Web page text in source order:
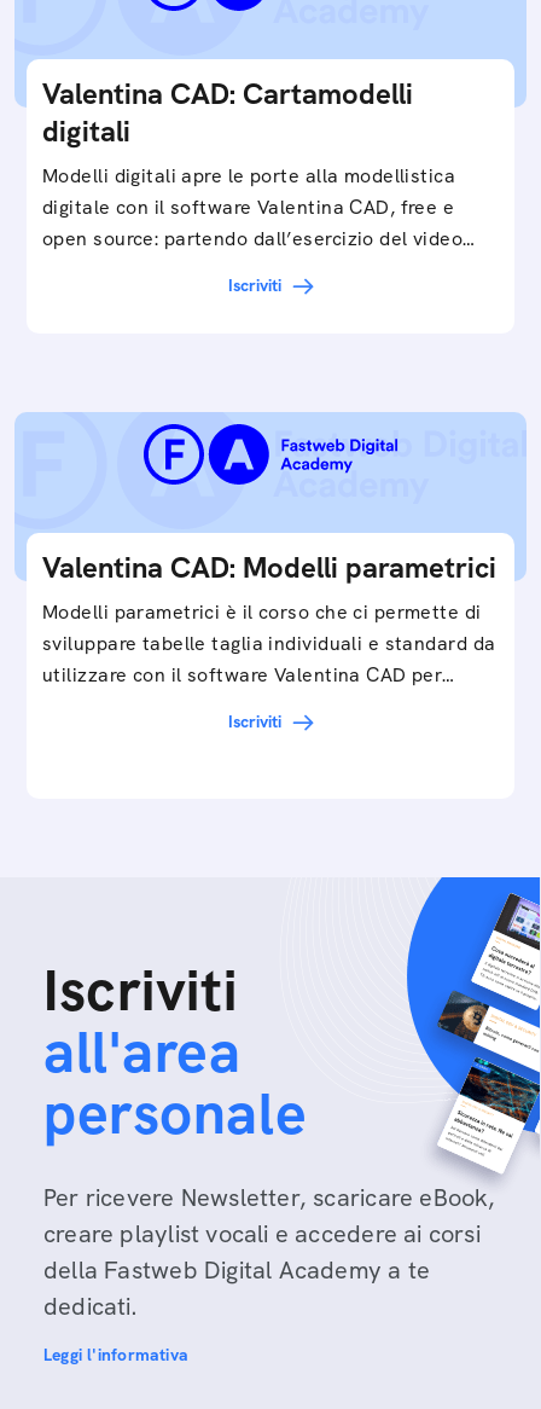
Valentina CAD: Cartamodelli
digitali
Modelli digitali apre le porte alla modellistica
digitale con il software Valentina CAD, free e
open source: partendo dall’esercizio del video…
Iscriviti
Valentina CAD: Modelli parametrici
Modelli parametrici è il corso che ci permette di
sviluppare tabelle taglia individuali e standard da
utilizzare con il software Valentina CAD per…
Iscriviti
Iscriviti
all'area
personale
Per ricevere Newsletter, scaricare eBook,
creare playlist vocali e accedere ai corsi
della Fastweb Digital Academy a te
dedicati.
Leggi l'informativa